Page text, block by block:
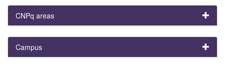
CNPq areas
Campus